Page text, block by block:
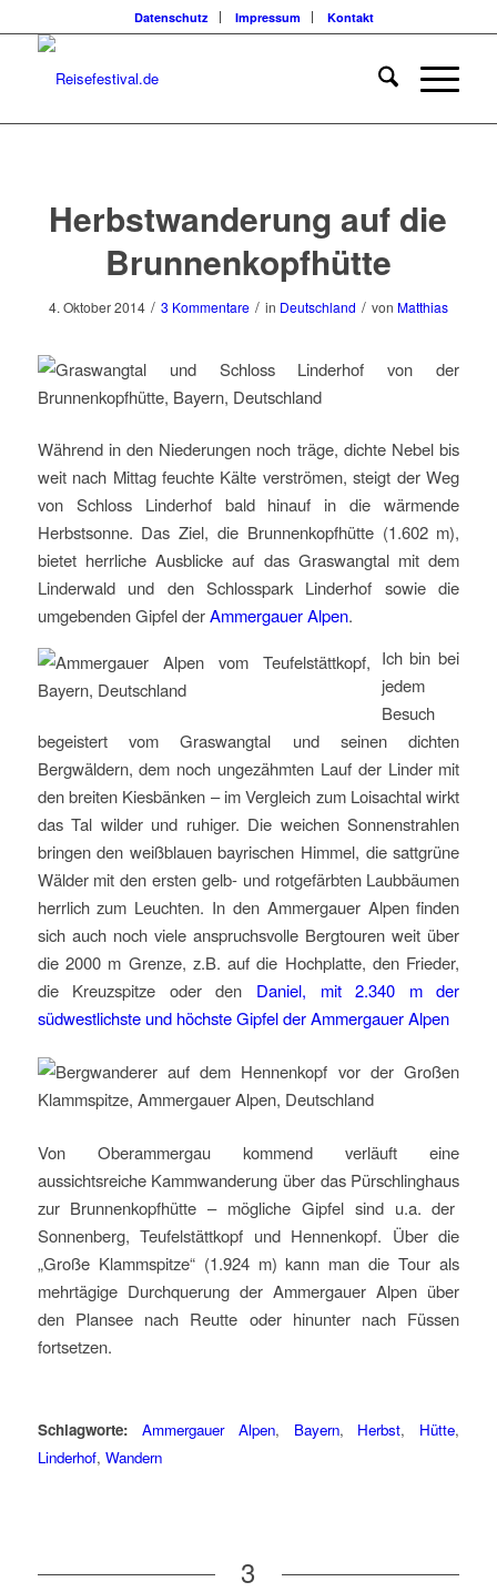
Datenschutz Impressum Kontakt
Herbstwanderung auf die
Brunnenkopfhütte
4. Oktober 2014 / 3 Kommentare / in Deutschland / von Matthias
Während in den Niederungen noch träge, dichte Nebel bis
weit nach Mittag feuchte Kälte verströmen, steigt der Weg
von Schloss Linderhof bald hinauf in die wärmende
Herbstsonne. Das Ziel, die Brunnenkopfhütte (1.602 m),
bietet herrliche Ausblicke auf das Graswangtal mit dem
Linderwald und den Schlosspark Linderhof sowie die
umgebenden Gipfel derAmmergauer Alpen.
Ich bin bei
jedem
Besuch
begeistert vom Graswangtal und seinen dichten
Bergwäldern, dem noch ungezähmten Lauf der Linder mit
den breiten Kiesbänken – im Vergleich zum Loisachtal wirkt
das Tal wilder und ruhiger. Die weichen Sonnenstrahlen
bringen den weißblauen bayrischen Himmel, die sattgrüne
Wälder mit den ersten gelb- und rotgefärbten Laubbäumen
herrlich zum Leuchten. In den Ammergauer Alpen finden
sich auch noch viele anspruchsvolle Bergtouren weit über
die 2000 m Grenze, z.B. auf die Hochplatte, den Frieder,
die Kreuzspitze oder den Daniel, mit 2.340 m der
südwestlichste und höchste Gipfel der Ammergauer Alpen
Von Oberammergau kommend verläuft eine
aussichtsreiche Kammwanderung über das Pürschlinghaus
zur Brunnenkopfhütte – mögliche Gipfel sind u.a. der
Sonnenberg, Teufelstättkopf und Hennenkopf. Über die
„Große Klammspitze“ (1.924 m) kann man die Tour als
mehrtägige Durchquerung der Ammergauer Alpen über
den Plansee nach Reutte oder hinunter nach Füssen
fortsetzen.
Schlagworte: Ammergauer Alpen, Bayern, Herbst, Hütte,
Linderhof, Wandern
3